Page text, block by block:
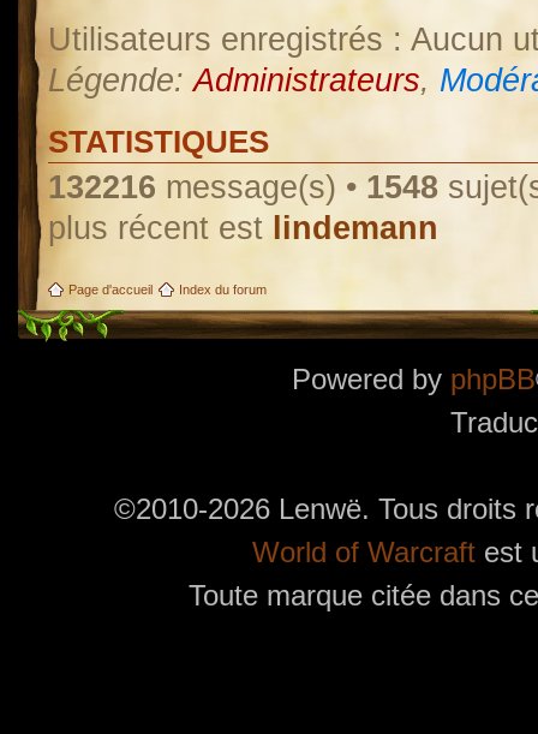
Utilisateurs enregistrés : Aucun
Légende:Administrateurs,
STATISTIQUES
132216 message(s) • 1548
plus récent est lindemann
Page d'accueil Index du forum
Powered by phpBB
©2010-2026 Lenwë. Tous droits
World of Warcraftest
Toute marque citée dans